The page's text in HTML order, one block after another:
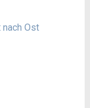
nach Ost